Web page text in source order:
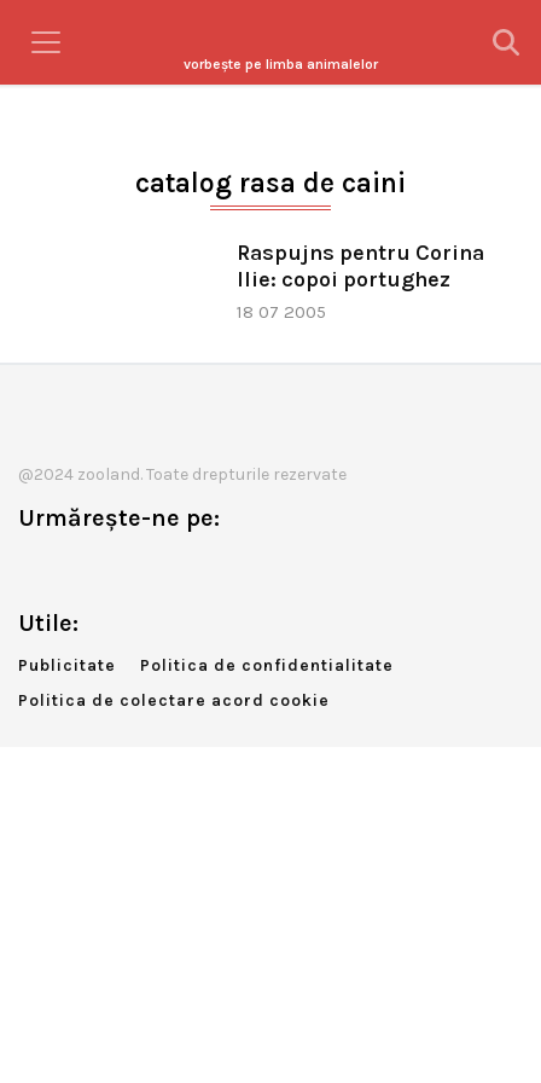
vorbeşte pe limba animalelor
catalog rasa de caini
Raspujns pentru Corina
Ilie: copoi portughez
18 07 2005
@2024 zooland. Toate drepturile rezervate
Urmărește-ne pe:
Utile:
Publicitate
Politica de confidentialitate
Politica de colectare acord cookie